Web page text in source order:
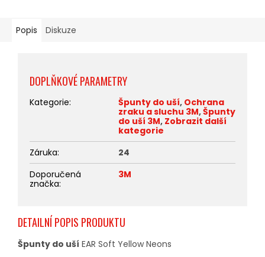
Popis Diskuze
DETAILNÍ POPIS PRODUKTU
Špunty do uší EAR Soft Yellow Neons
DOPLŇKOVÉ PARAMETRY
Kategorie: Špunty do uší, Ochrana
zraku a sluchu 3M,Špunty
do uší 3M, Zobrazit další
kategorie
Záruka:
24
Doporučená
značka:
3M